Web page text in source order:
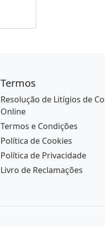
Termos
Resolução de Litígios de
Online
Termos e Condições
Política de Cookies
Política de Privacidade
Livro de Reclamações